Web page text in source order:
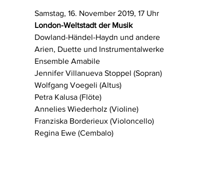
Samstag, 16. November 2019, 17 Uhr
London-Weltstadt der Musik
Dowland-Händel-Haydn und andere
Arien, Duette und Instrumentalwerke
Ensemble Amabile
Jennifer Villanueva Stoppel (Sopran)
Wolfgang Voegeli (Altus)
Petra Kalusa (Flöte)
Annelies Wiederholz (Violine)
Franziska Borderieux (Violoncello)
Regina Ewe (Cembalo)